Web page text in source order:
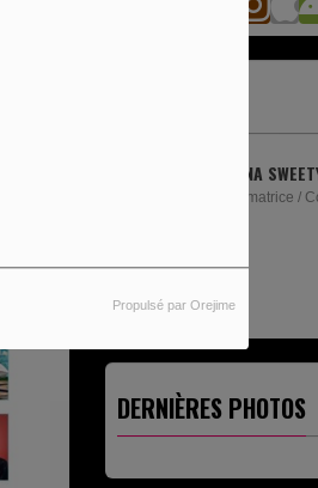
Propulsé par Orejime
ANNA
Animatrice /
DERNIÈRES PHOTOS